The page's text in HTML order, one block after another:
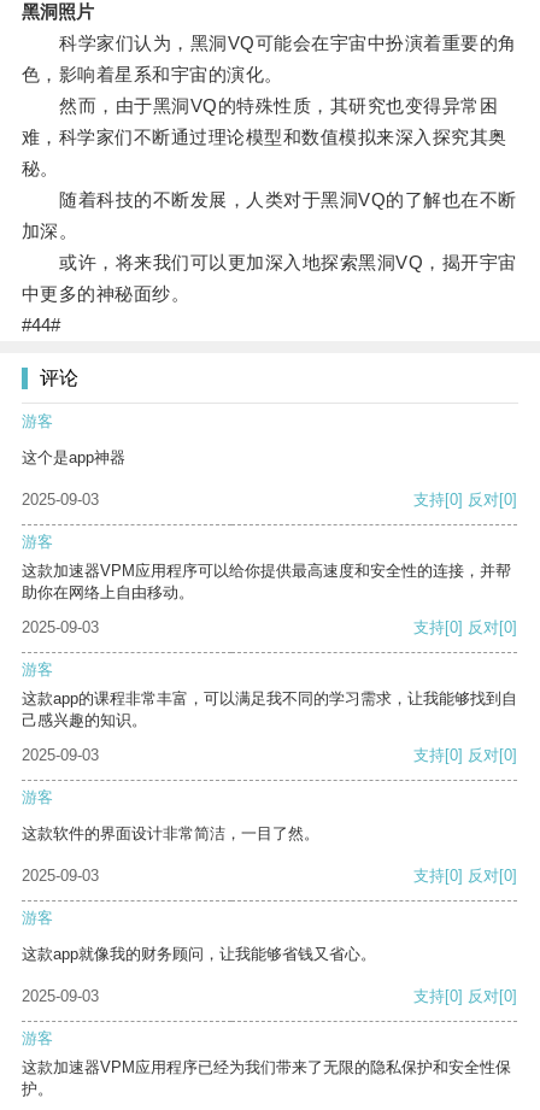
黑洞照片
科学家们认为，黑洞VQ可能会在宇宙中扮演着重要的角
色，影响着星系和宇宙的演化。
然而，由于黑洞VQ的特殊性质，其研究也变得异常困
难，科学家们不断通过理论模型和数值模拟来深入探究其奥
秘。
随着科技的不断发展，人类对于黑洞VQ的了解也在不断
加深。
或许，将来我们可以更加深入地探索黑洞VQ，揭开宇宙
中更多的神秘面纱。
#44#
评论
游客
这个是app神器
2025-09-03 支持[0] 反对[0]
游客
这款加速器VPM应用程序可以给你提供最高速度和安全性的连接，并帮
助你在网络上自由移动。
2025-09-03
支持[0] 反对[0]
游客
这款app的课程非常丰富，可以满足我不同的学习需求，让我能够找到自
己感兴趣的知识。
2025-09-03
支持[0] 反对[0]
游客
这款软件的界面设计非常简洁，一目了然。
2025-09-03 支持[0] 反对[0]
游客
这款app就像我的财务顾问，让我能够省钱又省心。
2025-09-03 支持[0] 反对[0]
游客
这款加速器VPM应用程序已经为我们带来了无限的隐私保护和安全性保
护。